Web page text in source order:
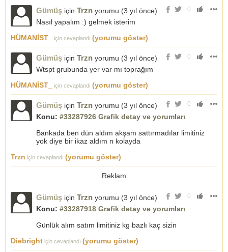
0
Gümüş için Trzn yorumu (3 yıl önce)
Nasıl yapalım :) gelmek isterim
HÜMANİST_
için cevaplandı (yorumu göster)
0
Gümüş için Trzn yorumu (3 yıl önce)
Wtspt grubunda yer var mı toprağım
HÜMANİST_
için cevaplandı (yorumu göster)
0
Gümüş için Trzn yorumu (3 yıl önce)
Konu: #33287926 Grafik detay ve yorumları
Bankada ben dün aldım akşam sattırmadılar limitiniz
yok diye bir ikaz aldım n kolayda
Trzn için cevaplandı (yorumu göster)
Reklam
0
Gümüş için Trzn yorumu (3 yıl önce)
Konu: #33287918 Grafik detay ve yorumları
Günlük alım satım limitiniz kg bazlı kaç sizin
Diebright için cevaplandı (yorumu göster)